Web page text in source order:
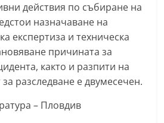
действия по събиране на
назначаване на
експертиза и техническа
причината за
както и разпити на
разследване е двумесечен.
– Пловдив